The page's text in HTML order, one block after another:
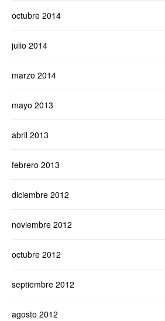
octubre 2014
julio 2014
marzo 2014
mayo 2013
abril 2013
febrero 2013
diciembre 2012
noviembre 2012
octubre 2012
septiembre 2012
agosto 2012